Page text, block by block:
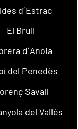
d´Estrac
El Brull
d´Anoia
del Penedès
Savall
del Vallès